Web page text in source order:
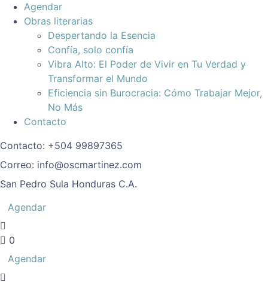
Agendar
Obras literarias
Despertando la Esencia
Confía, solo confía
Vibra Alto: El Poder de Vivir en Tu Verdad y
Transformar el Mundo
Eficiencia sin Burocracia: Cómo Trabajar Mejor,
No Más
Contacto
Contacto: +504 99897365
Correo: info@oscmartinez.com
San Pedro Sula Honduras C.A.
Agendar
0
Agendar